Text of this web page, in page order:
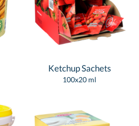
Ketchup Sachets
100x20 ml